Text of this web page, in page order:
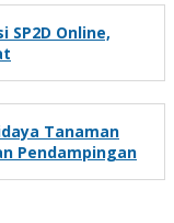
Online,
Tanaman
Pendampingan